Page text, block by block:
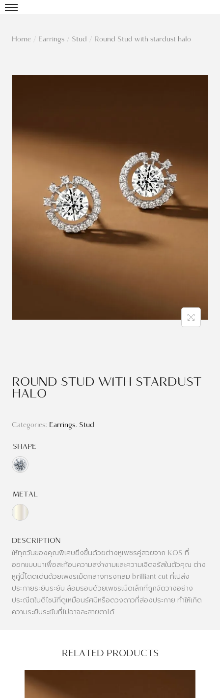
Home / Earrings / Stud / Round Stud with stardust halo
ROUND STUD WITH STARDUST
HALO
Categories: Earrings, Stud
SHAPE
METAL
DESCRIPTION
ให้ทุกวันของคุณพิเศษยิ่งขึ้นด้วยต่างหูเพชรคู่สวยจาก KOS ที่
ออกแบบมาเพื่อสะท้อนความสง่างามและความเจิดจรัสในตัวคุณ ต่าง
หูคู่นี้โดดเด่นด้วยเพชรเม็ดกลางทรงกลม brilliant cut ที่เปล่ง
ประกายระยิบระยับ ล้อมรอบด้วยเพชรเม็ดเล็กที่ถูกจัดวางอย่าง
ประณีตในดีไซน์ที่ดูเหมือนรัศมีหรือดวงดาวที่ส่องประกาย ทำให้เกิด
ความระยิบระยับที่ไม่อาจละสายตาได้
RELATED PRODUCTS